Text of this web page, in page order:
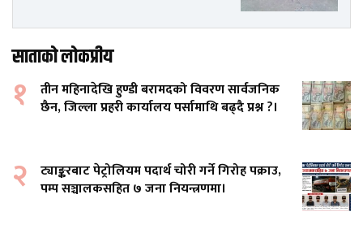
साताको लोकप्रीय
१
तीन महिनादेखि हुण्डी बरामदको विवरण सार्वजनिक
छैन, जिल्ला प्रहरी कार्यालय पर्सामाथि बढ्दै प्रश्न ?।
२
ट्याङ्करबाट पेट्रोलियम पदार्थ चोरी गर्ने गिरोह पक्राउ,
पम्प सञ्चालकसहित ७ जना नियन्त्रणमा।